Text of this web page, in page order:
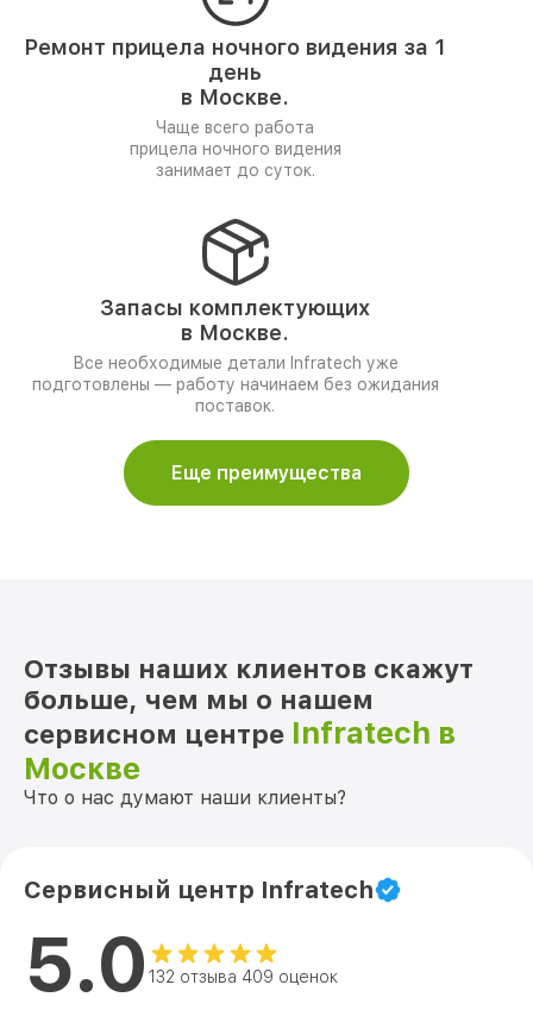
Ремонт прицела ночного видения за 1
день
в Москве.
Чаще всего работа
прицела ночного видения
занимает до суток.
Запасы комплектующих
в Москве.
Все необходимые детали Infratech уже
подготовлены — работу начинаем без ожидания
поставок.
Еще преимущества
Отзывы наших клиентов скажут
больше, чем мы о нашем
сервисном центре Infratech в
Москве
Что о нас думают наши клиенты?
Сервисный центр Infratech
5.0 132 отзыва 409 оценок